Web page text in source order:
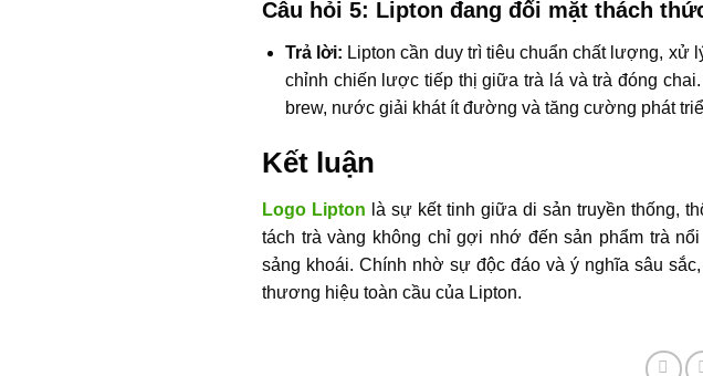
Câu hỏi 5: Lipton đang đối mặt thách
Trả lời: Lipton cần duy trì tiêu chuẩn chất lượng, xử
chỉnh chiến lược tiếp thị giữa trà lá và trà đóng
brew, nước giải khát ít đường và tăng cường phát
Kết luận
Logo Lipton là sự kết tinh giữa di sản truyền thống,
tách trà vàng không chỉ gợi nhớ đến sản phẩm trà
sảng khoái. Chính nhờ sự độc đáo và ý nghĩa sâu
thương hiệu toàn cầu của Lipton.